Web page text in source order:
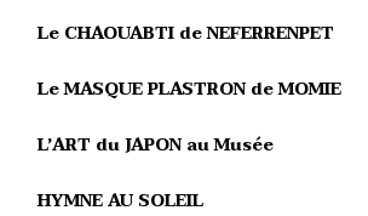
Le CHAOUABTI de NEFERRENPET
Le MASQUE PLASTRON de MOMIE
L’ART du JAPON au Musée
HYMNE AU SOLEIL